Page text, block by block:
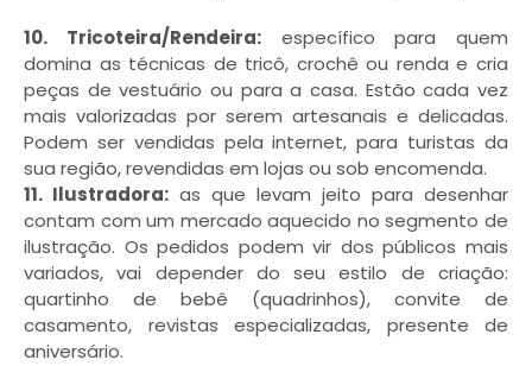
10. Tricoteira/Rendeira:específico para quem
domina as técnicas de tricô, crochê ou renda e cria
peças de vestuário ou para a casa. Estão cada vez
mais valorizadas por serem artesanais e delicadas.
Podem ser vendidas pela internet, para turistas da
sua região, revendidas em lojas ou sob encomenda.
11. Ilustradora: as que levam jeito para desenhar
contam com um mercado aquecido no segmento de
ilustração. Os pedidos podem vir dos públicos mais
variados, vai depender do seu estilo de criação:
quartinho de bebê (quadrinhos), convite de
casamento, revistas especializadas, presente de
aniversário.